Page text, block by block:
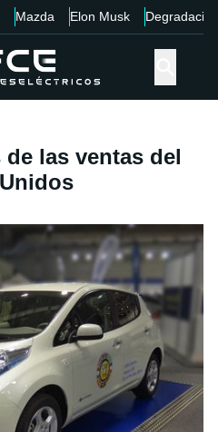
Mazda Elon Musk Degradación
las ventas del